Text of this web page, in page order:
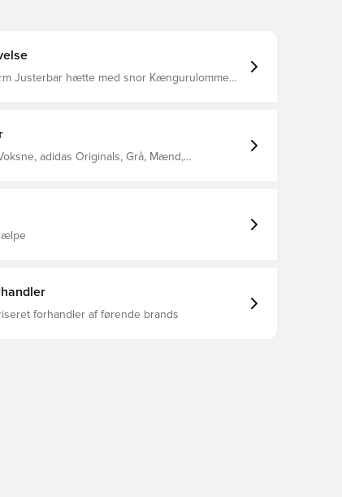
Justerbar hætte med snor Kængurulomme
adidas Originals, Grå, Mænd,
forhandler af førende brands